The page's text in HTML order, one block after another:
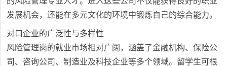
发展机会，还能在多元文化的环境中锻炼自己的综合能力。
对口企业的广泛性与多样性
风险管理岗的就业市场相对广阔，涵盖了金融机构、保险公
司、咨询公司、制造业及科技企业等多个领域。留学生可根